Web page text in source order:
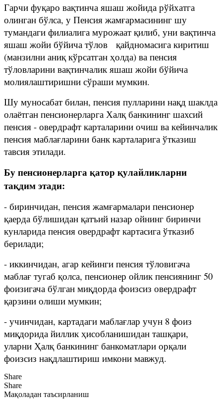
Гарчи фуқаро вақтинча яшаш жойида рўйхатга
олинган бўлса, у Пенсия жамғармасининг шу
тумандаги филиалига мурожаат қилиб, уни вақтинча
яшаш жойи бўйича тўлов қайдномасига киритиш
(манзилни аниқ кўрсатган ҳолда) ва пенсия
тўловларини вақтинчалик яшаш жойи бўйича
молиялаштиришни сўраши мумкин.
Шу муносабат билан, пенсия пулларини нақд шаклда
олаётган пенсионерларга Халқ банкининг шахсий
пенсия - овердрафт карталарини очиш ва кейинчалик
пенсия маблағларини банк карталарига ўтказиш
тавсия этилади.
Бу пенсионерларга қатор қулайликларни
тақдим этади:
- биринчидан, пенсия жамғармалари пенсионер
қаерда бўлишидан қатъий назар ойнинг биринчи
кунларида пенсия овердрафт картасига ўтказиб
берилади;
- иккинчидан, агар кейинги пенсия тўловигача
маблағ тугаб қолса, пенсионер ойлик пенсиянинг 50
фоизигача бўлган миқдорда фоизсиз овердрафт
қарзини олиши мумкин;
- учинчидан, картадаги маблағлар учун 8 фоиз
миқдорида йиллик ҳисобланишидан ташқари,
уларни Ҳалқ банкининг банкоматлари орқали
фоизсиз нақдлаштириш имкони мавжуд.
Share
Share
Мақоладан таъсирланиш